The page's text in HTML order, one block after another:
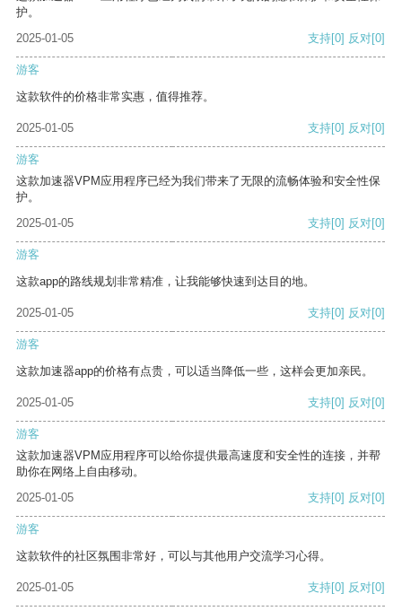
护。
2025-01-05
支持[0] 反对[0]
游客
这款软件的价格非常实惠，值得推荐。
2025-01-05 支持[0] 反对[0]
游客
这款加速器VPM应用程序已经为我们带来了无限的流畅体验和安全性保
护。
2025-01-05
支持[0] 反对[0]
游客
这款app的路线规划非常精准，让我能够快速到达目的地。
2025-01-05 支持[0] 反对[0]
游客
这款加速器app的价格有点贵，可以适当降低一些，这样会更加亲民。
2025-01-05 支持[0] 反对[0]
游客
这款加速器VPM应用程序可以给你提供最高速度和安全性的连接，并帮
助你在网络上自由移动。
2025-01-05
支持[0] 反对[0]
游客
这款软件的社区氛围非常好，可以与其他用户交流学习心得。
2025-01-05 支持[0] 反对[0]